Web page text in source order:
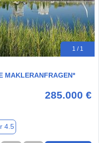
1 / 1
MAKLERANFRAGEN*
285.000 €
4.5